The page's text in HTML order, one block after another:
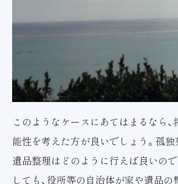
このようなケースにあてはまるなら
能性を考えた方が良いでしょう。孤独
遺品整理はどのように行えば良いの
しても、役所等の自治体が家や遺品